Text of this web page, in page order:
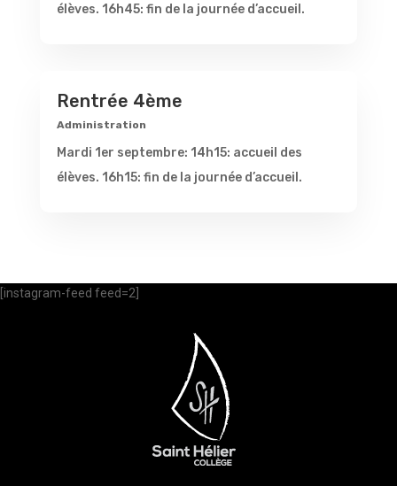
élèves. 16h45: fin de la journée d’accueil.
Rentrée 4ème
Administration
Mardi 1er septembre: 14h15: accueil des
élèves. 16h15: fin de la journée d’accueil.
[instagram-feed feed=2]